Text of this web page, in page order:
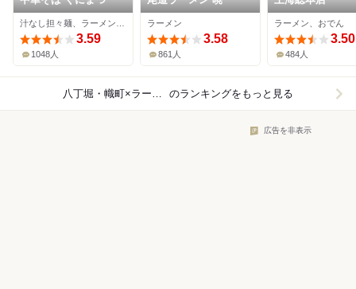
3.59
1048人
ラーメン
3.58
861人
ラーメン、おでん
3.50
484人
八丁堀・幟町×ラーメン のランキングをもっと見る
広告を非表示